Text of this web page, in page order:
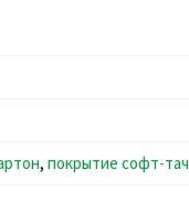
, покрытие софт-тач